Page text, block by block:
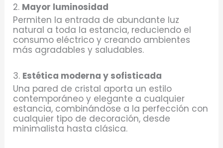
2. Mayor luminosidad
Permiten la entrada de abundante luz
natural a toda la estancia, reduciendo el
consumo eléctrico y creando ambientes
más agradables y saludables.
3. Estética moderna y sofisticada
Una pared de cristal aporta un estilo
contemporáneo y elegante a cualquier
estancia, combinándose a la perfección con
cualquier tipo de decoración, desde
minimalista hasta clásica.